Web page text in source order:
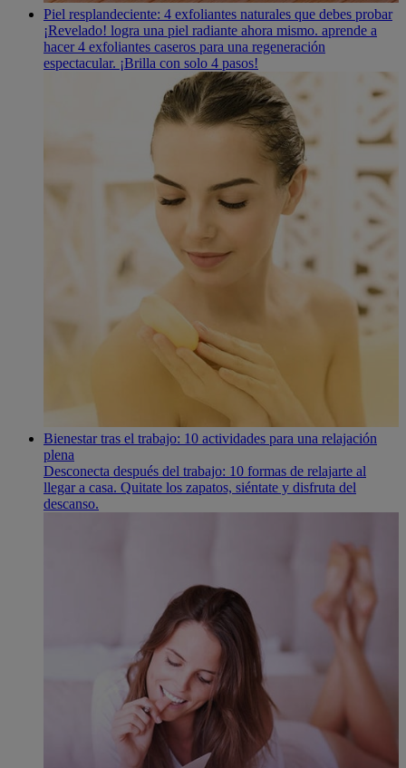
Piel resplandeciente: 4 exfoliantes naturales que debes probar
¡Revelado! logra una piel radiante ahora mismo. aprende a
hacer 4 exfoliantes caseros para una regeneración
espectacular. ¡Brilla con solo 4 pasos!
Bienestar tras el trabajo: 10 actividades para una relajación
plena
Desconecta después del trabajo: 10 formas de relajarte al
llegar a casa. Quitate los zapatos, siéntate y disfruta del
descanso.